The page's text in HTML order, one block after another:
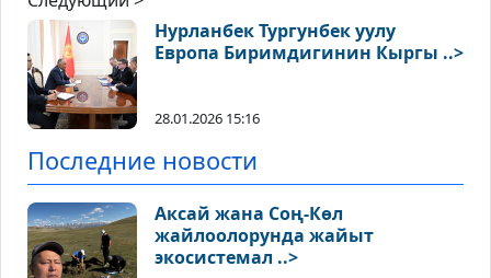
Нурланбек Тургунбек уулу
Европа Биримдигинин Кыргы ..>
28.01.2026 15:16
Последние новости
Аксай жана Соң-Көл
жайлоолорунда жайыт
экосистемал ..>